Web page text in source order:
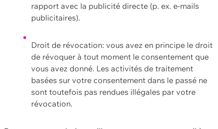
rapport avec la publicité directe (p. ex. e-mails
publicitaires).
Droit de révocation: vous avez en principe le droit
de révoquer à tout moment le consentement que
vous avez donné. Les activités de traitement
basées sur votre consentement dans le passé ne
sont toutefois pas rendues illégales par votre
révocation.